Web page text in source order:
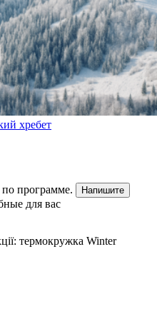
хребет
программе.
Напишите
для вас
термокружка Winter